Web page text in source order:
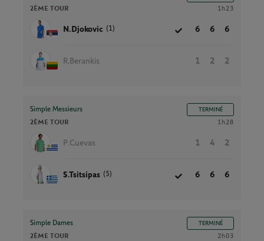
2ÈME TOUR 1h23
N.Djokovic (1) 6 6 6
R.Berankis 1 2 2
Simple Messieurs TERMINÉ
2ÈME TOUR 1h28
P.Cuevas 1 4 2
S.Tsitsipas (5) 6 6 6
Simple Dames TERMINÉ
2ÈME TOUR 2h03